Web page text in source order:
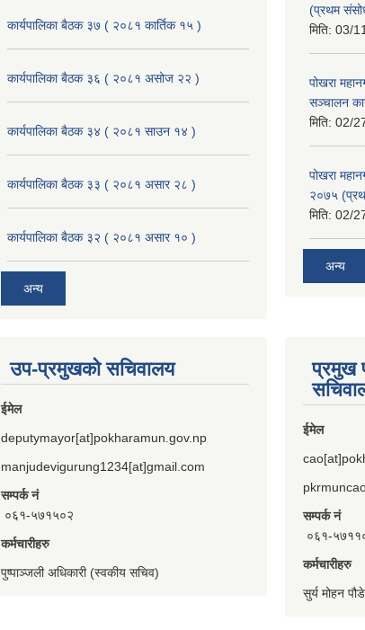
कार्यपालिका बैठक ३७ ( २०८१ कार्तिक १५ )
कार्यपालिका बैठक ३६ ( २०८१ असोज २२ )
कार्यपालिका बैठक ३४ ( २०८१ साउन १४ )
कार्यपालिका बैठक ३३ ( २०८१ असार २८ )
कार्यपालिका बैठक ३२ ( २०८१ असार १० )
अन्य
(प्रथम
मिति: 03/
पोखरा
सञ्चालन
मिति: 02/
पोखरा
२०७५
मिति: 02/
अन्य
उप-प्रमुखको सचिवालय
ईमेल
deputymayor[at]pokharamun.gov.np
manjudevigurung1234[at]gmail.com
सम्पर्क नं
०६१-५७१५०२
कर्मचारीहरु
पुष्पाञ्जली अधिकारी (स्वकीय सचिव)
प्रमुख
ईमेल
सम्पर्क नं
०६१-
कर्मचारीहरु
सुर्य मोहन